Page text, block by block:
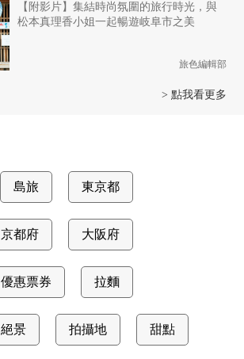
【附影片】集結時尚氛圍的旅行時光，與
松本真理香小姐一起暢遊岐阜市之美
旅色編輯部
> 點我看更多
島旅 東京都
京都府 大阪府
優惠票券 拉麵
絕景 拍攝地 甜點